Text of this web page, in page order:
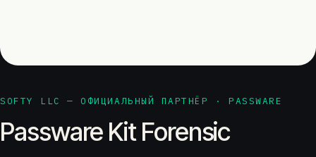
SOFTY LLC — ОФИЦИАЛЬНЫЙ ПАРТНЁР · PASSWARE
Passware Kit Forensic